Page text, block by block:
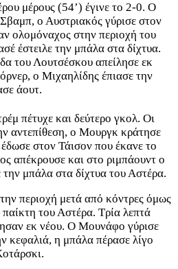
μέρους (54’) έγινε το 2-0. Ο
ο Αυστριακός γύρισε στον
ολομόναχος στην περιοχή του
έστειλε την μπάλα στα δίχτυα.
του Λουτσέσκου απείλησε εκ
ο Μιχαηλίδης έπιασε την
άουτ.
πέτυχε και δεύτερο γκολ. Οι
αντεπίθεση, ο Μουργκ κράτησε
στον Τάισον που έκανε το
απέκρουσε και στο ριμπάουντ ο
την μπάλα στα δίχτυα του Αστέρα.
περιοχή μετά από κόντρες όμως
του Αστέρα. Τρία λεπτά
εκ νέου. Ο Μουνάφο γύρισε
κεφαλιά, η μπάλα πέρασε λίγο